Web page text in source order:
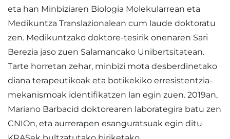
eta han Minbiziaren Biologia Molekularrean eta
Medikuntza Translazionalean cum laude doktoratu
zen. Medikuntzako doktore-tesirik onenaren Sari
Berezia jaso zuen Salamancako Unibertsitatean.
Tarte horretan zehar, minbizi mota desberdinetako
diana terapeutikoak eta botikekiko erresistentzia-
mekanismoak identifikatzen lan egin zuen. 2019an,
Mariano Barbacid doktorearen laborategira batu zen
CNIOn, eta aurrerapen esanguratsuak egin ditu